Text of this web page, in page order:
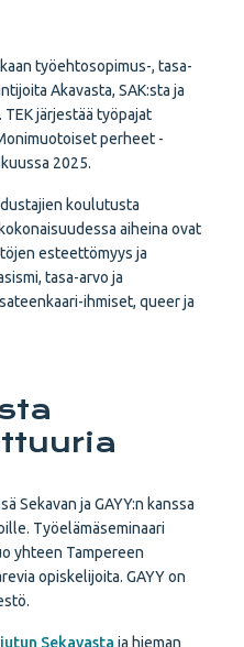
työehtosopimus-, tasa-
Akavasta, SAK:sta ja
järjestää työpajat
perheet -
2025.
koulutusta
aiheina ovat
esteettömyys ja
tasa-arvo ja
ihmiset, queer ja
Sekavan ja GAYY:n kanssa
Työelämäseminaari
yhteen Tampereen
opiskelijoita. GAYY on
Sekavasta ja hieman